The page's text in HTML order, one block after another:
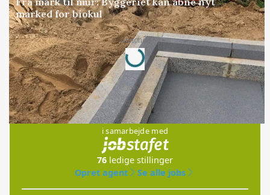
marked for biokul
Annonce
Loading...
Jobs
i samarbejde med
76 ledige stillinger
Opret agent
Se alle jobs